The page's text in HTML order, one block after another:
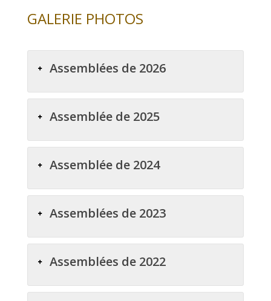
GALERIE PHOTOS
Assemblées de 2026
Assemblée de 2025
Assemblée de 2024
Assemblées de 2023
Assemblées de 2022